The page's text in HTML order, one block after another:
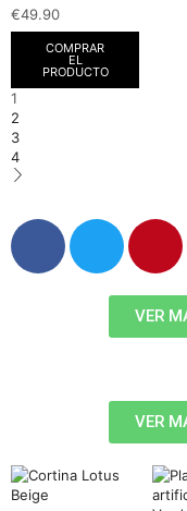
€49.90
COMPRAR
EL
PRODUCTO
1
2
3
4
VER
VER